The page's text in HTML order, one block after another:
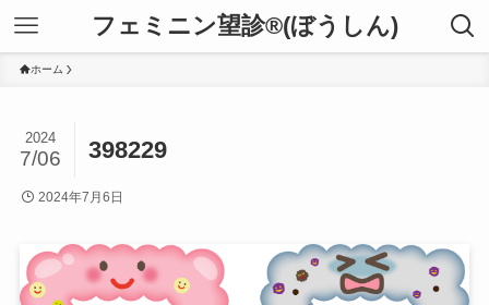
フェミニン望診®(ぼうしん)
ホーム
398229
2024
7/06
2024年7月6日